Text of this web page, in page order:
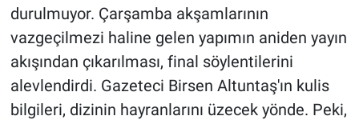
durulmuyor. Çarşamba akşamlarının
vazgeçilmezi haline gelen yapımın aniden yayın
akışından çıkarılması, final söylentilerini
alevlendirdi. Gazeteci Birsen Altuntaş'ın kulis
bilgileri, dizinin hayranlarını üzecek yönde. Peki,